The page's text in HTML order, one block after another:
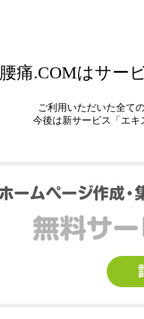
腰痛.COMはサー
ご利用いただいた全て
今後は新サービス「エ